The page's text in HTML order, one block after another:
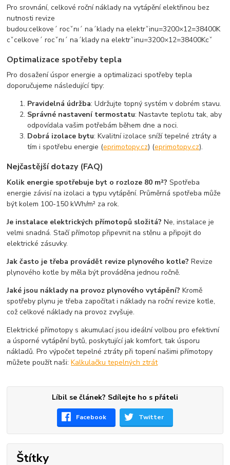
Pro srovnání, celkové roční náklady na vytápění elektřinou bez
nutnosti revize
budou:celkoveˊ rocˇnıˊ naˊklady na elektrˇinu=3200×12=38400K
cˇcelkove ˊ rocˇnı ˊ na ˊklady na elektrˇinu=3200×12=38400Kcˇ
Optimalizace spotřeby tepla
Pro dosažení úspor energie a optimalizaci spotřeby tepla
doporučujeme následující tipy:
Pravidelná údržba: Udržujte topný systém v dobrém stavu.
Správné nastavení termostatu: Nastavte teplotu tak, aby
odpovídala vašim potřebám během dne a noci.
Dobrá izolace bytu: Kvalitní izolace sníží tepelné ztráty a
tím i spotřebu energie​ (eprimotopy.cz) (eprimotopy.cz).
Nejčastější dotazy (FAQ)
Kolik energie spotřebuje byt o rozloze 80 m²? Spotřeba
energie závisí na izolaci a typu vytápění. Průměrná spotřeba může
být kolem 100-150 kWh/m² za rok.
Je instalace elektrických přímotopů složitá? Ne, instalace je
velmi snadná. Stačí přímotop připevnit na stěnu a připojit do
elektrické zásuvky.
Jak často je třeba provádět revize plynového kotle? Revize
plynového kotle by měla být prováděna jednou ročně.
Jaké jsou náklady na provoz plynového vytápění? Kromě
spotřeby plynu je třeba započítat i náklady na roční revize kotle,
což celkové náklady na provoz zvyšuje.
Elektrické přímotopy s akumulací jsou ideální volbou pro efektivní
a úsporné vytápění bytů, poskytující jak komfort, tak úsporu
nákladů. Pro výpočet tepelné ztráty při topení našimi přímotopy
můžete použít naši:Kalkulačku tepelných ztrát
Líbil se článek? Sdílejte ho s přáteli
Facebook Twitter
Štítky